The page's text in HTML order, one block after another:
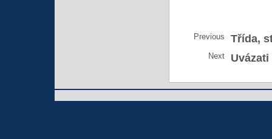
Previous Třída,
Next